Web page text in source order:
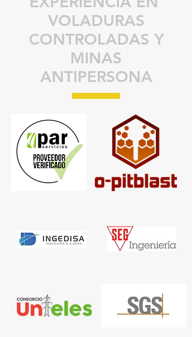
VOLADURAS
CONTROLADAS Y
MINAS
ANTIPERSONA